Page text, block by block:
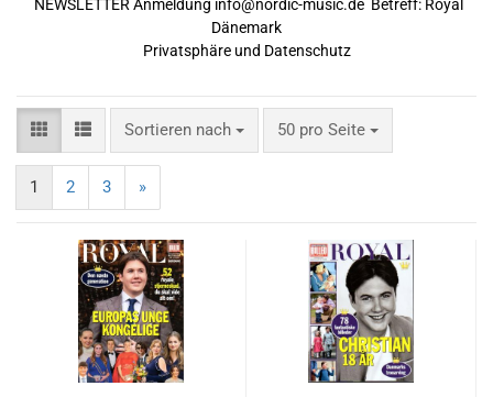
NEWSLETTER Anmeldung info@nordic-music.deBetreff: Royal
Dänemark
Privatsphäre und Datenschutz
Sortieren nach
Sortieren nach 50 pro Seite
pro Seite
1 2 3 »